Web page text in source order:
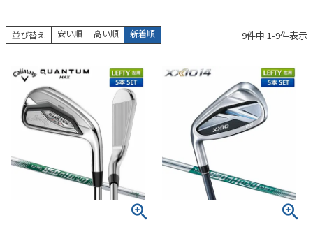
並び替え 安い順 高い順 新着順 9件中 1-9件表示